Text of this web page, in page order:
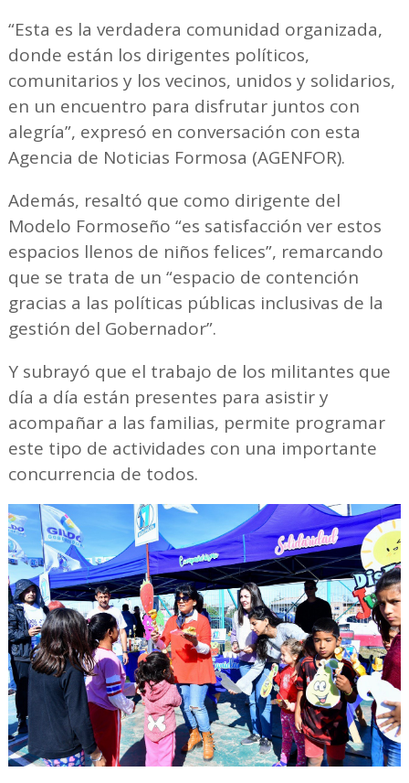
“Esta es la verdadera comunidad organizada,
donde están los dirigentes políticos,
comunitarios y los vecinos, unidos y solidarios,
en un encuentro para disfrutar juntos con
alegría”, expresó en conversación con esta
Agencia de Noticias Formosa (AGENFOR).
Además, resaltó que como dirigente del
Modelo Formoseño “es satisfacción ver estos
espacios llenos de niños felices”, remarcando
que se trata de un “espacio de contención
gracias a las políticas públicas inclusivas de la
gestión del Gobernador”.
Y subrayó que el trabajo de los militantes que
día a día están presentes para asistir y
acompañar a las familias, permite programar
este tipo de actividades con una importante
concurrencia de todos.